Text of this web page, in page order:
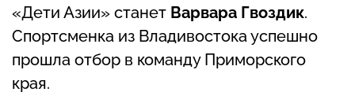
«Дети Азии» станет Варвара Гвоздик.
Спортсменка из Владивостока успешно
прошла отбор в команду Приморского
края.